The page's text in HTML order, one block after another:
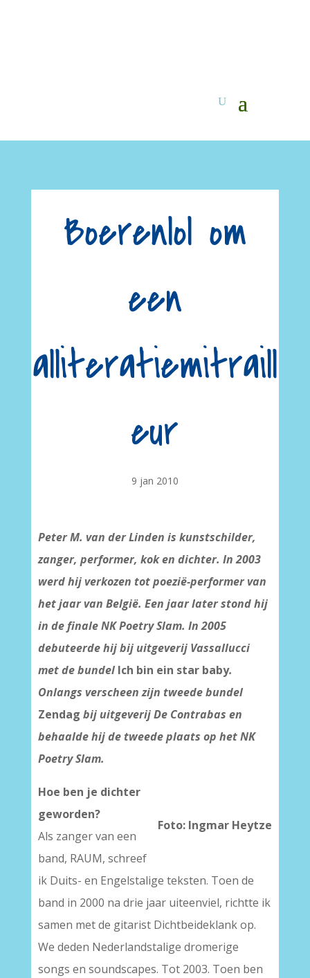
Boerenlol om
een
alliteratiemitraill
eur
9 jan 2010
Peter M. van der Linden is kunstschilder,
zanger, performer, kok en dichter. In 2003
werd hij verkozen tot poezië-performer van
het jaar van België. Een jaar later stond hij
in de finale NK Poetry Slam. In 2005
debuteerde hij bij uitgeverij Vassallucci
met de bundelIch bin ein star baby.
Onlangs verscheen zijn tweede bundel
Zendag bij uitgeverij De Contrabas en
behaalde hij de tweede plaats op het NK
Poetry Slam.
Foto: Ingmar Heytze
Hoe ben je dichter
geworden?
Als zanger van een
band, RAUM, schreef
ik Duits- en Engelstalige teksten. Toen de
band in 2000 na drie jaar uiteenviel, richtte ik
samen met de gitarist Dichtbeideklank op.
We deden Nederlandstalige dromerige
songs en soundscapes. Tot 2003. Toen ben